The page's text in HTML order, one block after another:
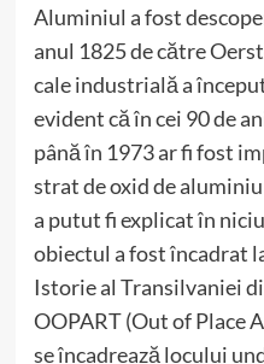
Aluminiul a fost
anul 1825 de către
cale industrială a
evident că în cei 90 de
până în 1973 ar fi fost
strat de oxid de
a putut fi explicat în
obiectul a fost încadrat
Istorie al Transilvaniei
OOPART (Out of Place
se încadrează locului